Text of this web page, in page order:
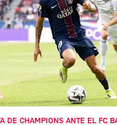
DE CHAMPIONS ANTE EL FC